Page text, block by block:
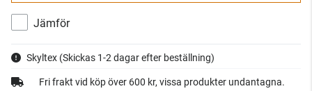
Jämför
Skyltex (Skickas 1-2 dagar efter beställning)
Fri frakt vid köp över 600 kr, vissa produkter undantagna.